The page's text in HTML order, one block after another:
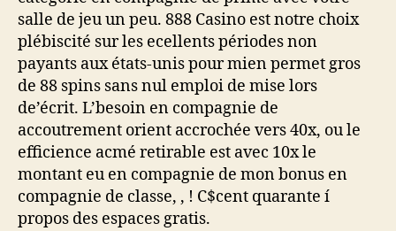
salle de jeu un peu. 888 Casino est notre choix
plébiscité sur les ecellents périodes non
payants aux états-unis pour mien permet gros
de 88 spins sans nul emploi de mise lors
de’écrit. L’besoin en compagnie de
accoutrement orient accrochée vers 40x, ou le
efficience acmé retirable est avec 10x le
montant eu en compagnie de mon bonus en
compagnie de classe, , ! C$cent quarante í
propos des espaces gratis.